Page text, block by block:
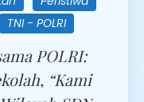
TNI - POLRI
POLRI:
“Kami